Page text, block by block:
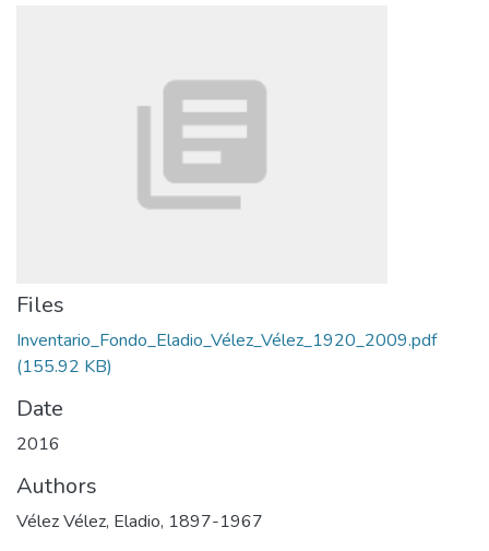
Files
Inventario_Fondo_Eladio_Vélez_Vélez_1920_2009.pdf
(155.92 KB)
Date
2016
Authors
Vélez Vélez, Eladio, 1897-1967